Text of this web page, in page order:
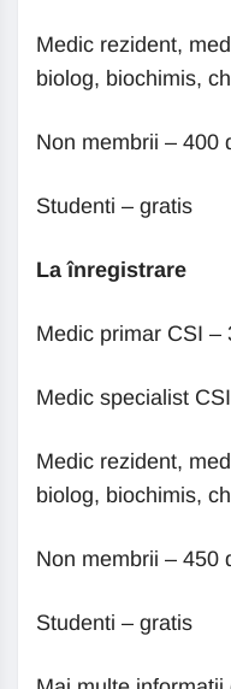
Medic rezident,
biolog, biochimis,
Non membrii – 400
Studenti – gratis
La înregistrare
Medic primar CSI –
Medic specialist
Medic rezident,
biolog, biochimis,
Non membrii – 450
Studenti – gratis